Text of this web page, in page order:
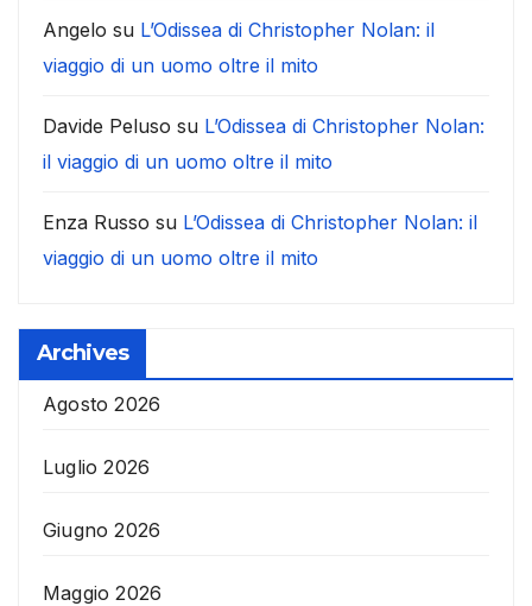
Angelo su L’Odissea di Christopher Nolan: il
viaggio di un uomo oltre il mito
Davide Peluso su L’Odissea di Christopher Nolan:
il viaggio di un uomo oltre il mito
Enza Russo su L’Odissea di Christopher Nolan: il
viaggio di un uomo oltre il mito
Archives
Agosto 2026
Luglio 2026
Giugno 2026
Maggio 2026